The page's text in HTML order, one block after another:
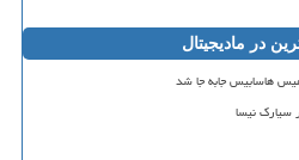
در مادیجیتال
هاسابیس جابه جا شد
سیارک نیسا